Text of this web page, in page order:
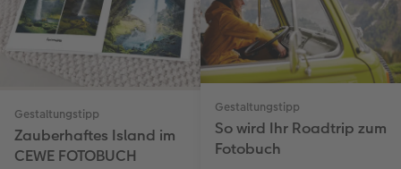
Gestaltungstipp
Zauberhaftes Island im
CEWE FOTOBUCH
Gestaltungstipp
So wird Ihr Roadtrip zum
Fotobuch